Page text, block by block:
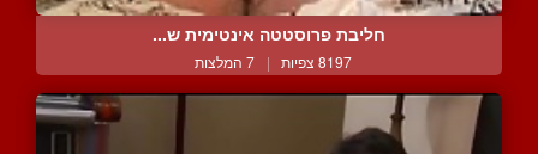
חליבת פרוסטטה אינטימית ש...
8197 צפיות | 7 המלצות